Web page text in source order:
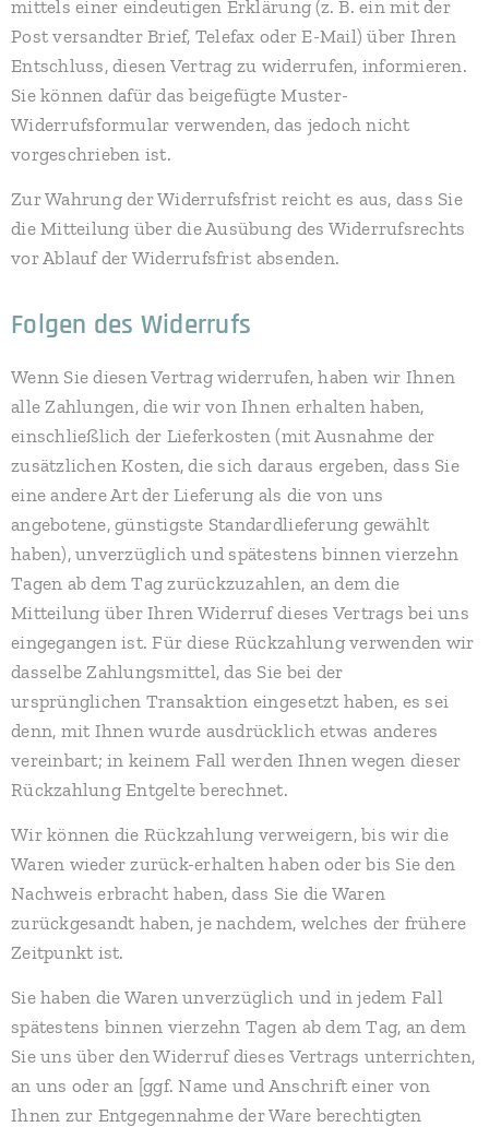
mittels einer eindeutigen Erklärung (z. B. ein mit der
Post versandter Brief, Telefax oder E-Mail) über Ihren
Entschluss, diesen Vertrag zu widerrufen, informieren.
Sie können dafür das beigefügte Muster-
Widerrufsformular verwenden, das jedoch nicht
vorgeschrieben ist.
Zur Wahrung der Widerrufsfrist reicht es aus, dass Sie
die Mitteilung über die Ausübung des Widerrufsrechts
vor Ablauf der Widerrufsfrist absenden.
Folgen des Widerrufs
Wenn Sie diesen Vertrag widerrufen, haben wir Ihnen
alle Zahlungen, die wir von Ihnen erhalten haben,
einschließlich der Lieferkosten (mit Ausnahme der
zusätzlichen Kosten, die sich daraus ergeben, dass Sie
eine andere Art der Lieferung als die von uns
angebotene, günstigste Standardlieferung gewählt
haben), unverzüglich und spätestens binnen vierzehn
Tagen ab dem Tag zurückzuzahlen, an dem die
Mitteilung über Ihren Widerruf dieses Vertrags bei uns
eingegangen ist. Für diese Rückzahlung verwenden wir
dasselbe Zahlungsmittel, das Sie bei der
ursprünglichen Transaktion eingesetzt haben, es sei
denn, mit Ihnen wurde ausdrücklich etwas anderes
vereinbart; in keinem Fall werden Ihnen wegen dieser
Rückzahlung Entgelte berechnet.
Wir können die Rückzahlung verweigern, bis wir die
Waren wieder zurück-erhalten haben oder bis Sie den
Nachweis erbracht haben, dass Sie die Waren
zurückgesandt haben, je nachdem, welches der frühere
Zeitpunkt ist.
Sie haben die Waren unverzüglich und in jedem Fall
spätestens binnen vierzehn Tagen ab dem Tag, an dem
Sie uns über den Widerruf dieses Vertrags unterrichten,
an uns oder an [ggf. Name und Anschrift einer von
Ihnen zur Entgegennahme der Ware berechtigten